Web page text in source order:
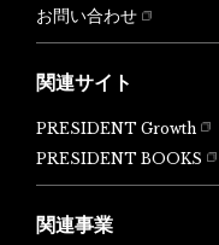
お問い合わせ
関連サイト
PRESIDENT Growth
PRESIDENT BOOKS
関連事業